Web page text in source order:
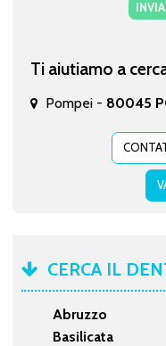
Ti aiutiamo a
Pompei - 80045
CERCA IL
Abruzzo
Basilicata